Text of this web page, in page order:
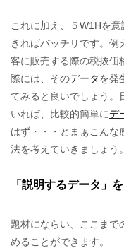
これに加え、５W1Hを意
きればバッチリです。例
客に販売する際の税抜価
際には、そのデータを発
てみると良いでしょう。
いれば、比較的簡単にデ
はず・・・とまぁこんな
法を考えていきましょう。
「説明するデータ」
題材にならい、ここまで
めることができます。